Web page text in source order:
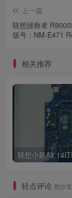
上一篇
联想拯救者
版号：NM-E471
相关推荐
轻点评论 抢沙发